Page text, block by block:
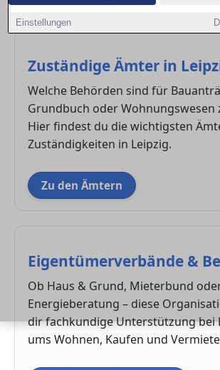
Einstellungen
Fragen auftauchen.
Zuständige Ämter in
Welche Behörden sind für
Grundbuch oder Wohnungswesen
Hier findest du die wichtigsten
Zuständigkeiten in Leipzig.
Zu den Ämtern
Eigentümerverbände &
Ob Haus & Grund, Mieterbund
Energieberatung – diese
dir fachkundige Unterstützung bei
ums Wohnen, Kaufen und